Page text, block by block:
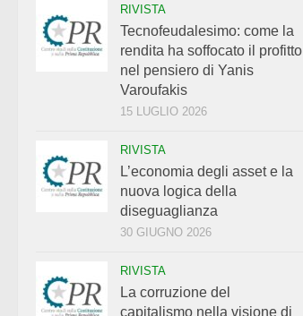
RIVISTA
Tecnofeudalesimo: come la
rendita ha soffocato il profitto
nel pensiero di Yanis
Varoufakis
15 LUGLIO 2026
RIVISTA
L’economia degli asset e la
nuova logica della
diseguaglianza
30 GIUGNO 2026
RIVISTA
La corruzione del
capitalismo nella visione di